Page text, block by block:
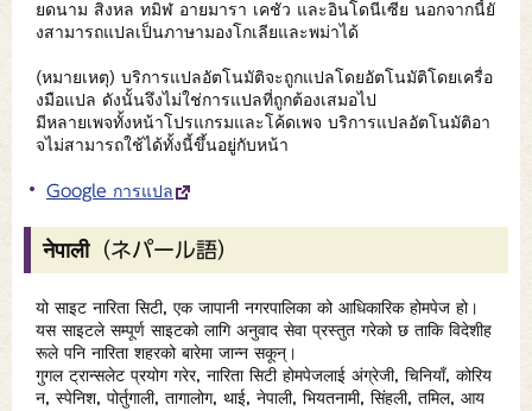
ยดนาม สิงหล ทมิฬ อายมารา เคชัว และอินโดนีเซีย นอกจากนี้ยั
งสามารถแปลเป็นภาษามองโกเลียและพม่าได้
(หมายเหตุ) บริการแปลอัตโนมัติจะถูกแปลโดยอัตโนมัติโดยเครื่อ
งมือแปล ดังนั้นจึงไม่ใช่การแปลที่ถูกต้องเสมอไป
มีหลายเพจทั้งหน้าโปรแกรมและโค้ดเพจ บริการแปลอัตโนมัติอา
จไม่สามารถใช้ได้ทั้งนี้ขึ้นอยู่กับหน้า
Google การแปล
नेपाली（ネパール語）
यो साइट नारिता सिटी, एक जापानी नगरपालिका को आधिकारिक होमपेज हो।
यस साइटले सम्पूर्ण साइटको लागि अनुवाद सेवा प्रस्तुत गरेको छ ताकि विदेशीह
रूले पनि नारिता शहरको बारेमा जान्न सकून्।
गुगल ट्रान्सलेट प्रयोग गरेर, नारिता सिटी होमपेजलाई अंग्रेजी, चिनियाँ, कोरिय
न, स्पेनिश, पोर्तुगाली, तागालोग, थाई, नेपाली, भियतनामी, सिंहली, तमिल, आय